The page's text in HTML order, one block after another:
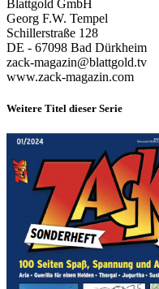
Blattgold GmbH
Georg F.W. Tempel
Schillerstraße 128
DE - 67098 Bad Dürkheim
zack-magazin@blattgold.tv
www.zack-magazin.com
Weitere Titel dieser Serie